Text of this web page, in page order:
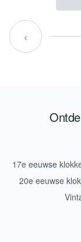
‹
17e eeuwse
20e eeuwse